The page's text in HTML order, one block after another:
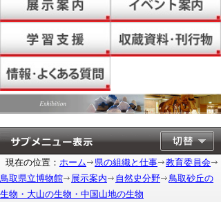
現在の位置： ホーム 県の組織と仕事
教育委員会
鳥取県立博物館
展示案内 自然史分野
鳥取砂丘の
生物・大山の生物・中国山地の生物